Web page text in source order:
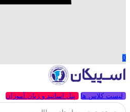
0
لیست کلاس ها پنل اساتید و زبان آموزان